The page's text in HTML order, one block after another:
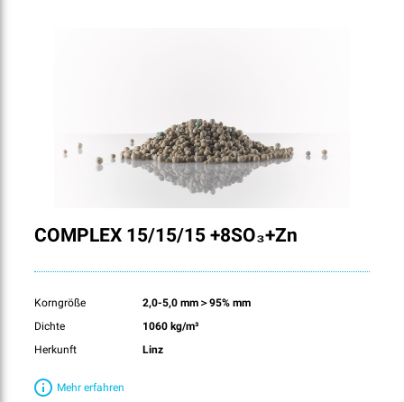
COMPLEX 15/15/15 +8SO₃+Zn
Korngröße
2,0-5,0 mm＞95% mm
Dichte
1060 kg/m³
Herkunft
Linz
Mehr erfahren